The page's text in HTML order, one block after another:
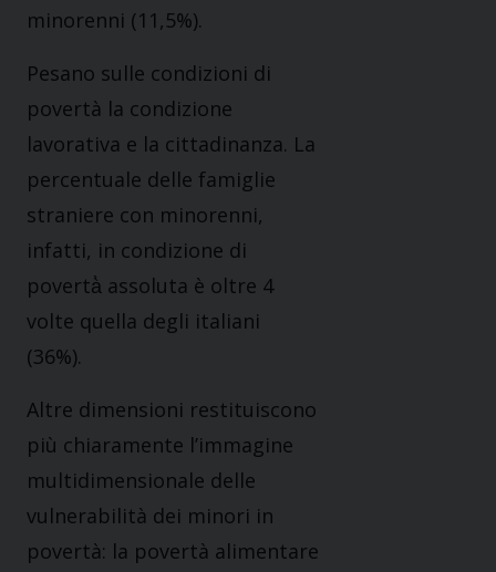
minorenni (11,5%).
Pesano sulle condizioni di
povertà la condizione
lavorativa e la cittadinanza. La
percentuale delle famiglie
straniere con minorenni,
infatti, in condizione di
povertà̀ assoluta è oltre 4
volte quella degli italiani
(36%).
Altre dimensioni restituiscono
più chiaramente l’immagine
multidimensionale delle
vulnerabilità dei minori in
povertà: la povertà alimentare